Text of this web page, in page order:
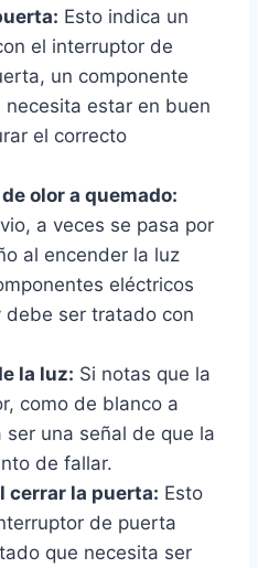
Esto indica un
el interruptor de
un componente
estar en buen
el correcto
olor a quemado:
a veces se pasa por
al encender la luz
eléctricos
debe ser tratado con
la luz: Si notas que la
como de blanco a
una señal de que la
de fallar.
cerrar la puerta: Esto
de puerta
que necesita ser